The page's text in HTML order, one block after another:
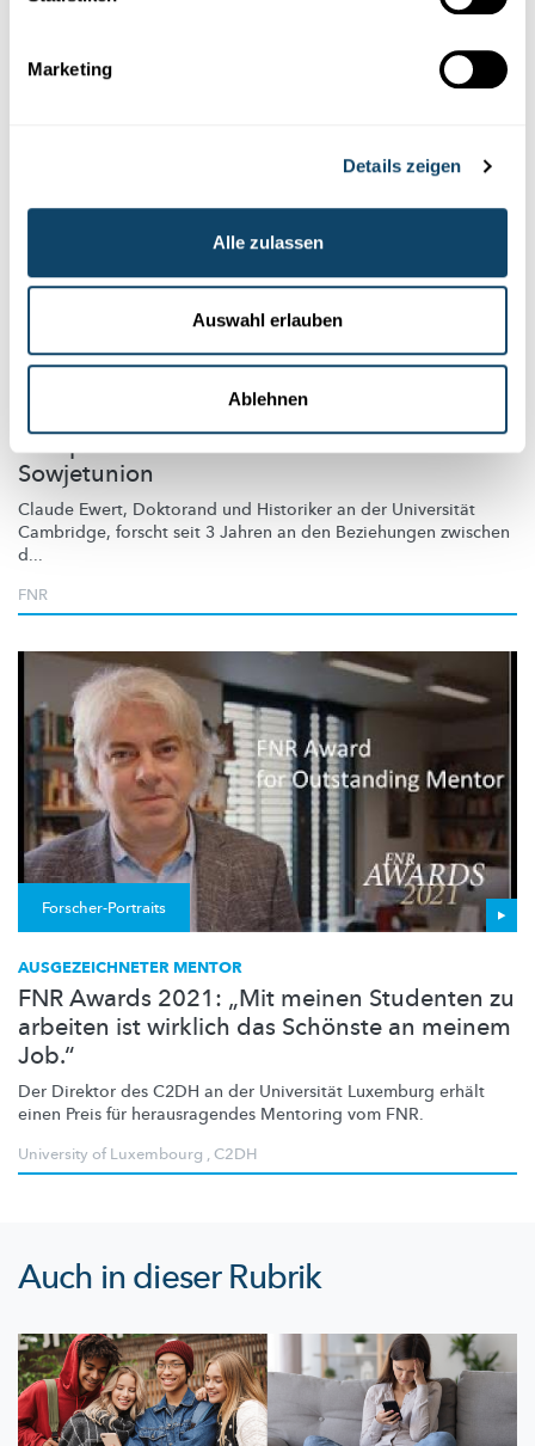
Marketing
Details zeigen
Alle zulassen
Auswahl erlauben
Ablehnen
Die historischen Beziehungen zwischen der
Europäischen Gemeinschaft und der
Sowjetunion
Claude Ewert, Doktorand und Historiker an der Universität
Cambridge, forscht seit 3 Jahren an den Beziehungen zwischen
d...
FNR
Forscher-Portraits
AUSGEZEICHNETER MENTOR
FNR Awards 2021: „Mit meinen Studenten zu
arbeiten ist wirklich das Schönste an meinem
Job.“
Der Direktor des C2DH an der Universität Luxemburg erhält
einen Preis für herausragendes Mentoring vom FNR.
University of Luxembourg ,C2DH
Auch in dieser Rubrik